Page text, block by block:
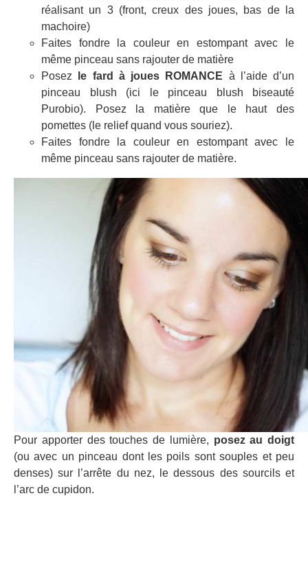
réalisant un 3 (front, creux des joues, bas de la
machoire)
Faites fondre la couleur en estompant avec le
même pinceau sans rajouter de matière
Posez le fard à joues ROMANCE à l’aide d’un
pinceau blush (ici le pinceau blush biseauté
Purobio). Posez la matière que le haut des
pomettes (le relief quand vous souriez).
Faites fondre la couleur en estompant avec le
même pinceau sans rajouter de matière.
Pour apporter des touches de lumière, posez au doigt
(ou avec un pinceau dont les poils sont souples et peu
denses) sur l’arrête du nez, le dessous des sourcils et
l’arc de cupidon.